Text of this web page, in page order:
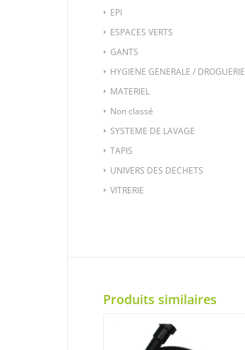
EPI
ESPACES VERTS
GANTS
HYGIENE GENERALE / DROGUERIE
MATERIEL
Non classé
SYSTEME DE LAVAGE
TAPIS
UNIVERS DES DECHETS
VITRERIE
Produits similaires